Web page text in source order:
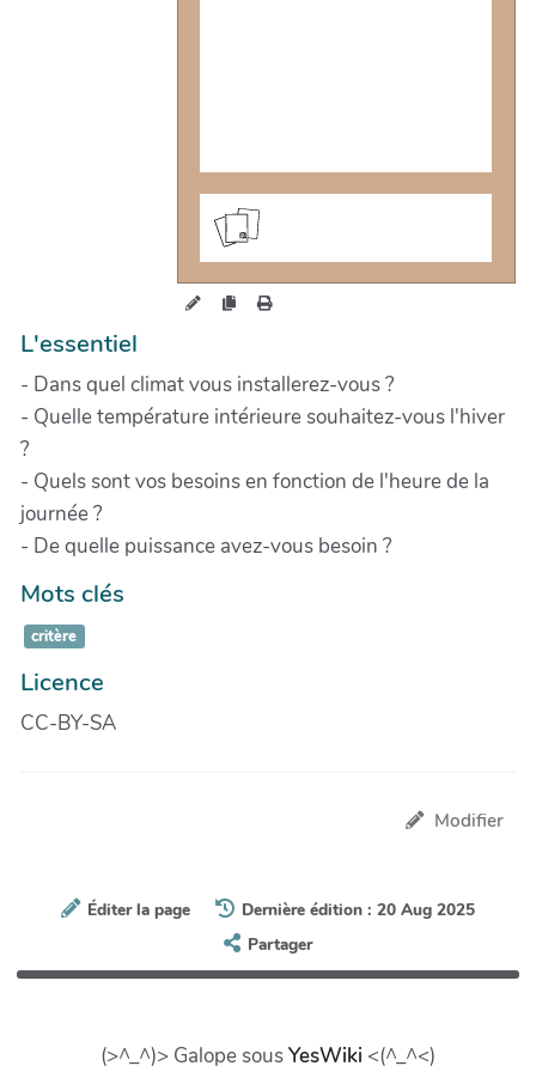
L'essentiel
- Dans quel climat vous installerez-vous ?
- Quelle température intérieure souhaitez-vous l'hiver
?
- Quels sont vos besoins en fonction de l'heure de la
journée ?
- De quelle puissance avez-vous besoin ?
Mots clés
critère
Licence
CC-BY-SA
Modifier
Éditer la page
Dernière édition : 20 Aug 2025
Partager
(>^_^)> Galope sousYesWiki <(^_^<)